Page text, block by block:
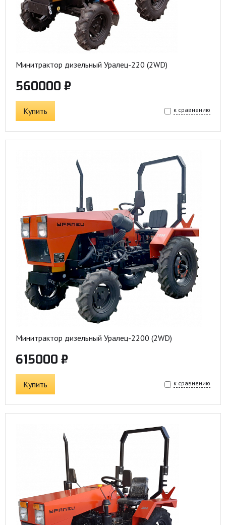
Минитрактор дизельный Уралец-220 (2WD)
560000 ₽
Купить к сравнению
Минитрактор дизельный Уралец-2200 (2WD)
615000 ₽
Купить к сравнению